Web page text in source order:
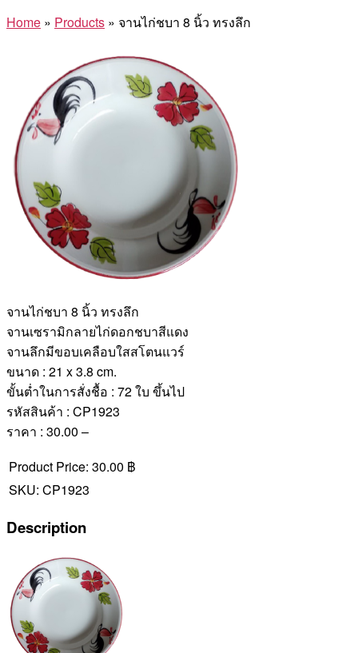
Home » Products » จานไก่ชบา 8 นิ้ว ทรงลึก
จานไก่ชบา 8 นิ้ว ทรงลึก
จานเซรามิกลายไก่ดอกชบาสีแดง
จานลึกมีขอบเคลือบใสสโตนแวร์
ขนาด : 21 x 3.8 cm.
ขั้นต่ำในการสั่งชื้อ : 72 ใบ ขึ้นไป
รหัสสินค้า : CP1923
ราคา : 30.00 –
Product Price: 30.00 ฿
SKU: CP1923
Description